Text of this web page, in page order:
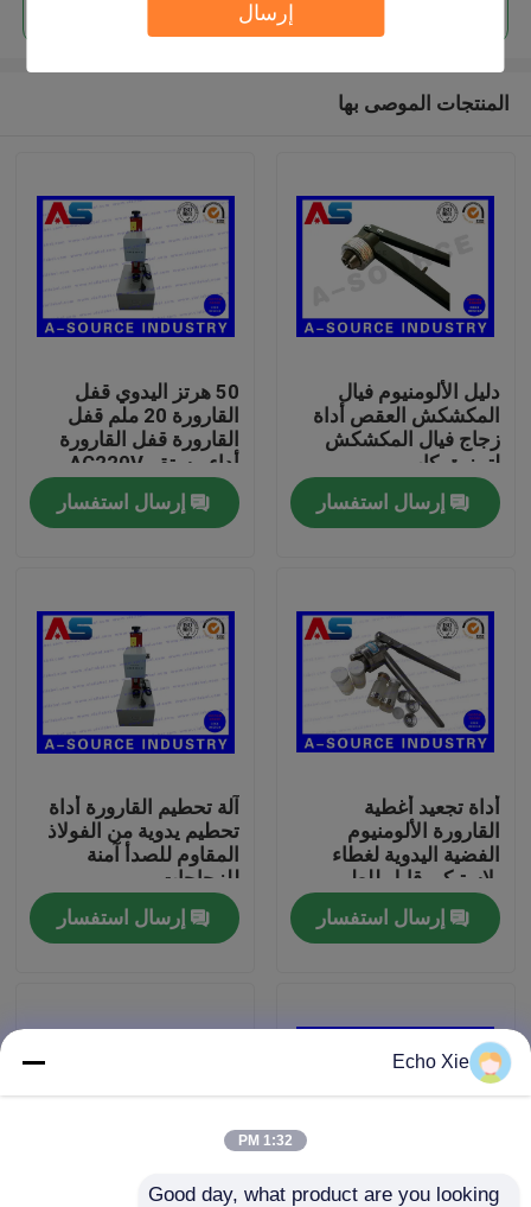
إرسال
بيت
معلومات عنا
جولة في المعمل
رقابة جودة
اتصل بنا
تسميات 10ML فيال
تسميات زجاجة صغيرة
المنتجات الموصى بها
دليل الألومنيوم فيال
المكشكش العقص أداة
زجاج فيال المكشكش
لتمزيق كاب
إرسال استفسار
50 هرتز اليدوي قفل
القارورة 20 ملم قفل
القارورة قفل القارورة
أداء مستقر AC220V
قفل القارورة
إرسال استفسار
أداة تجعيد أغطية
القارورة الألومنيوم
الفضية اليدوية لغطاء
بلاستيكي قابل للطي
مقاس 13 مم / 20 مم
إرسال استفسار
آلة تحطيم القارورة أداة
تحطيم يدوية من الفولاذ
المقاوم للصدأ آمنة
للزجاجات
إرسال استفسار
Echo Xie
1:32 PM
Good day, what product are you looking